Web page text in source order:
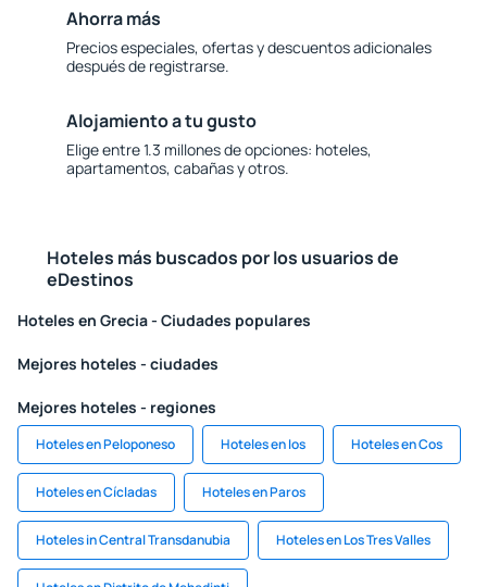
Ahorra más
Precios especiales, ofertas y descuentos adicionales
después de registrarse.
Alojamiento a tu gusto
Elige entre 1.3 millones de opciones: hoteles,
apartamentos, cabañas y otros.
Hoteles más buscados por los usuarios de
eDestinos
Hoteles en Grecia - Ciudades populares
Mejores hoteles - ciudades
Mejores hoteles - regiones
Hoteles en Peloponeso Hoteles en Ios Hoteles en Cos
Hoteles en Cícladas Hoteles en Paros
Hoteles in Central Transdanubia Hoteles en Los Tres Valles